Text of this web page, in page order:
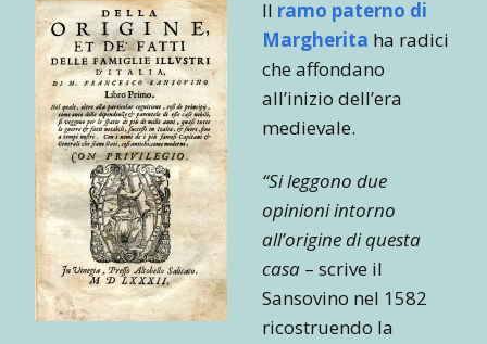
Il ramo paterno di
Margherita ha radici
che affondano
all’inizio dell’era
medievale.
“Si leggono due
opinioni intorno
all’origine di questa
casa – scrive il
Sansovino nel 1582
ricostruendo la